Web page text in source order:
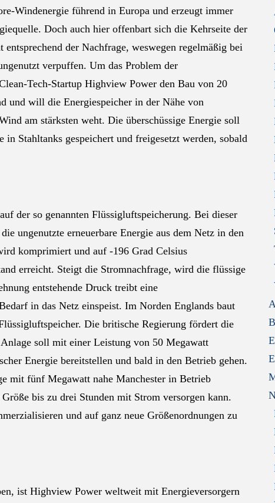
Windenergie führend in Europa und erzeugt immer
Doch auch hier offenbart sich die Kehrseite der
der Nachfrage, weswegen regelmäßig bei
verpuffen. Um das Problem der
Tech-Startup Highview Power den Bau von 20
und will die Energiespeicher in der Nähe von
am stärksten weht. Die überschüssige Energie soll
Stahltanks gespeichert und freigesetzt werden, sobald
der so genannten Flüssigluftspeicherung. Bei dieser
ungenutzte erneuerbare Energie aus dem Netz in den
komprimiert und auf -196 Grad Celsius
erreicht. Steigt die Stromnachfrage, wird die flüssige
entstehende Druck treibt eine
in das Netz einspeist. Im Norden Englands baut
Die britische Regierung fördert die
soll mit einer Leistung von 50 Megawatt
Energie bereitstellen und bald in den Betrieb gehen.
mit fünf Megawatt nahe Manchester in Betrieb
bis zu drei Stunden mit Strom versorgen kann.
und auf ganz neue Größenordnungen zu
ist Highview Power weltweit mit Energieversorgern